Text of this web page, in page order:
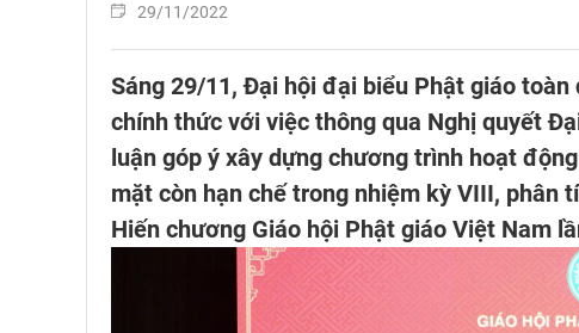
29/11/2022
Sáng 29/11, Đại hội đại biểu Phật giáo
chính thức với việc thông qua Nghị quyết
luận góp ý xây dựng chương trình hoạt
mặt còn hạn chế trong nhiệm kỳ VIII, phân
Hiến chương Giáo hội Phật giáo Việt Nam